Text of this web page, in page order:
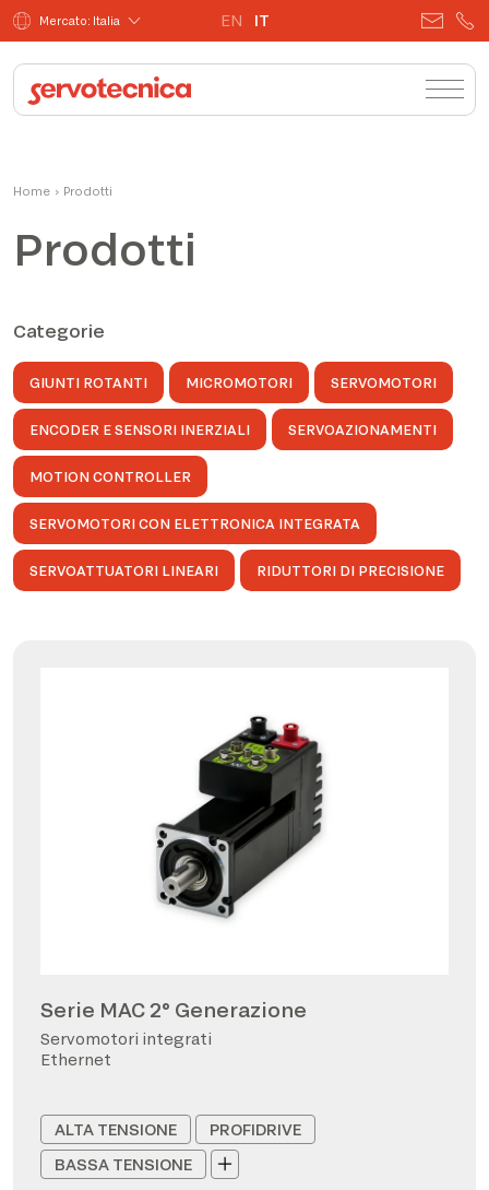
Mercato: Italia EN IT
Home › Prodotti
Prodotti
Categorie
GIUNTI ROTANTI MICROMOTORI SERVOMOTORI
ENCODER E SENSORI INERZIALI SERVOAZIONAMENTI
MOTION CONTROLLER
SERVOMOTORI CON ELETTRONICA INTEGRATA
SERVOATTUATORI LINEARI RIDUTTORI DI PRECISIONE
Serie MAC 2° Generazione
Servomotori integrati
Ethernet
ALTA TENSIONE
PROFIDRIVE
BASSA TENSIONE